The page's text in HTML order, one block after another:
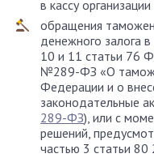
в кассу
обращения
денежного залога
10 и 11 статьи 76
№289-ФЗ «О
Федерации и о
законодательные
289-ФЗ), или с
решений,
частью 3 статьи